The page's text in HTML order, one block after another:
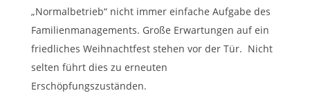
„Normalbetrieb“ nicht immer einfache Aufgabe des
Familienmanagements. Große Erwartungen auf ein
friedliches Weihnachtfest stehen vor der Tür. Nicht
selten führt dies zu erneuten
Erschöpfungszuständen.